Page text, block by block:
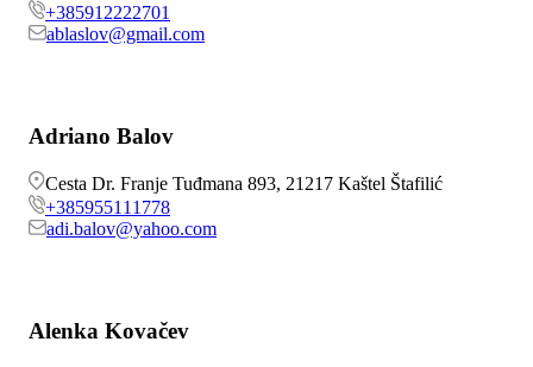
+385912222701
ablaslov@gmail.com
Adriano Balov
Cesta Dr. Franje Tuđmana 893, 21217 Kaštel Štafilić
+385955111778
adi.balov@yahoo.com
Alenka Kovačev